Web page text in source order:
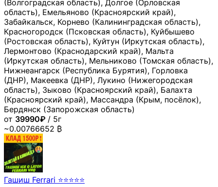
(Волгоградская область), Долгое (Орловская
область), Емельяново (Красноярский край),
Забайкальск, Корнево (Калининградская область),
Красногородск (Псковская область), Куйбышево
(Ростовская область), Куйтун (Иркутская область),
Лермонтово (Краснодарский край), Мальта
(Иркутская область), Мельниково (Томская область),
Нижнеангарск (Республика Бурятия), Горловка
(ДНР), Макеевка (ДНР), Лукино (Нижегородская
область), Зыково (Красноярский край), Балахта
(Красноярский край), Массандра (Крым, посёлок),
Бердянск (Запорожская область)
от 39990₽ / 5г
~0.00766652 ₿
Гашиш Ferrari ⭐⭐⭐⭐⭐